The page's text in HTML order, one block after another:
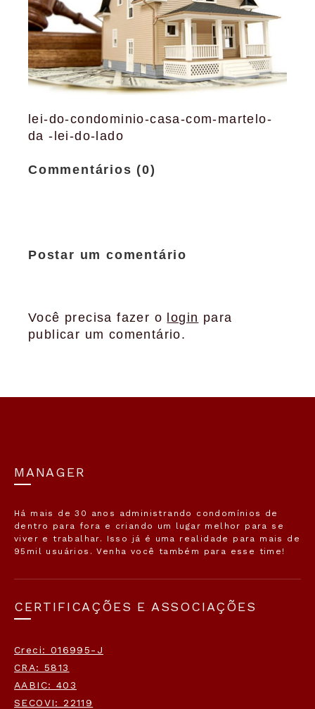
lei-do-condominio-casa-com-martelo-
da -lei-do-lado
Commentários (0)
Postar um comentário
Você precisa fazer o login para
publicar um comentário.
MANAGER
Há mais de 30 anos administrando condomínios de
dentro para fora e criando um lugar melhor para se
viver e trabalhar. Isso já é uma realidade para mais de
95mil usuários. Venha você também para esse time!
CERTIFICAÇÕES E ASSOCIAÇÕES
Creci: 016995-J
CRA: 5813
AABIC: 403
SECOVI: 22119